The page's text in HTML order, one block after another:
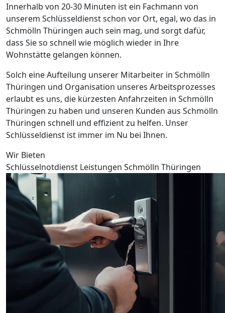
Innerhalb von 20-30 Minuten ist ein Fachmann von
unserem Schlüsseldienst schon vor Ort, egal, wo das in
Schmölln Thüringen auch sein mag, und sorgt dafür,
dass Sie so schnell wie möglich wieder in Ihre
Wohnstätte gelangen können.
Solch eine Aufteilung unserer Mitarbeiter in Schmölln
Thüringen und Organisation unseres Arbeitsprozesses
erlaubt es uns, die kürzesten Anfahrzeiten in Schmölln
Thüringen zu haben und unseren Kunden aus Schmölln
Thüringen schnell und effizient zu helfen. Unser
Schlüsseldienst ist immer im Nu bei Ihnen.
Wir Bieten
Schlüsselnotdienst Leistungen Schmölln Thüringen